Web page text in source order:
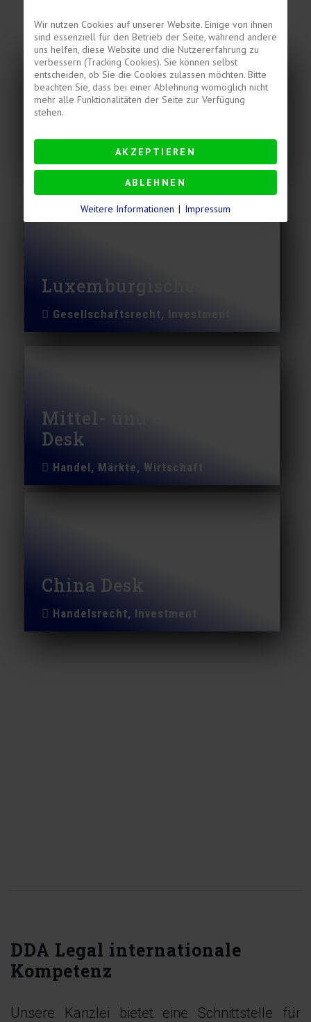
Beratungsportfolio
Deutsch-Französisches
Recht
Handel, Vermögen, Nachlass
Luxemburgisches Recht
Gesellschaftsrecht, Investment
Mittel- und Osteuropa
Desk
Handel, Märkte, Wirtschaft
China Desk
Handelsrecht, Investment
DDA Legal internationale
Kompetenz
Unsere Kanzlei bietet eine Schnittstelle für
Wir nutzen Cookies auf unserer Website. Einige von ihnen
sind essenziell für den Betrieb der Seite, während andere
uns helfen, diese Website und die Nutzererfahrung zu
verbessern (Tracking Cookies). Sie können selbst
entscheiden, ob Sie die Cookies zulassen möchten. Bitte
beachten Sie, dass bei einer Ablehnung womöglich nicht
mehr alle Funktionalitäten der Seite zur Verfügung
stehen.
AKZEPTIEREN
ABLEHNEN
Weitere Informationen | Impressum